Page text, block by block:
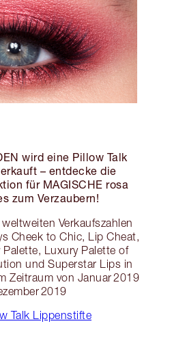
wird eine Pillow Talk
– entdecke die
für MAGISCHE rosa
zum Verzaubern!
Verkaufszahlen
Cheek to Chic, Lip Cheat,
Luxury Palette of
und Superstar Lips in
Zeitraum von Januar 2019
2019
Talk Lippenstifte